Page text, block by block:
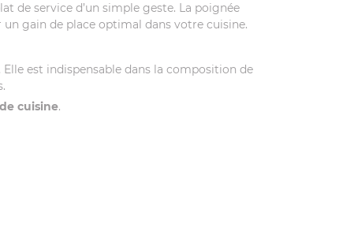
de service d’un simple geste. La poignée
un gain de place optimal dans votre cuisine.
est indispensable dans la composition de
cuisine.